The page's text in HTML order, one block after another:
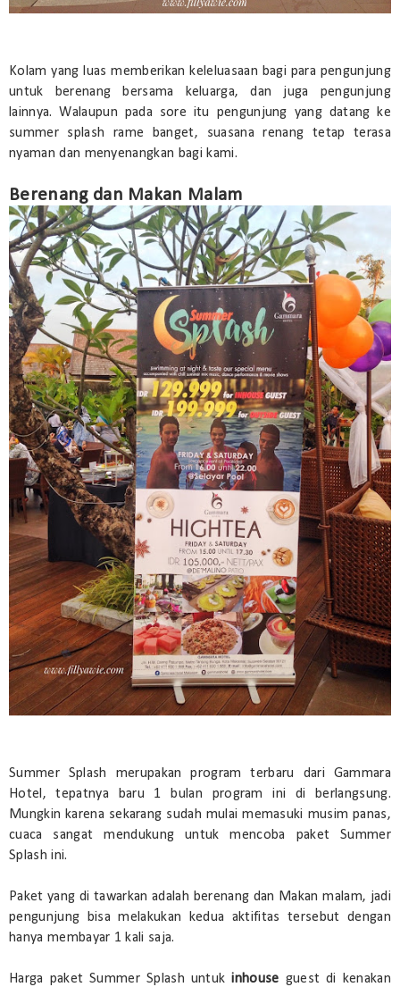
Kolam yang luas memberikan keleluasaan bagi para pengunjung
untuk berenang bersama keluarga, dan juga pengunjung
lainnya. Walaupun pada sore itu pengunjung yang datang ke
summer splash rame banget, suasana renang tetap terasa
nyaman dan menyenangkan bagi kami.
Berenang dan Makan Malam
Summer Splash merupakan program terbaru dari Gammara
Hotel, tepatnya baru 1 bulan program ini di berlangsung.
Mungkin karena sekarang sudah mulai memasuki musim panas,
cuaca sangat mendukung untuk mencoba paket Summer
Splash ini.
Paket yang di tawarkan adalah berenang dan Makan malam, jadi
pengunjung bisa melakukan kedua aktifitas tersebut dengan
hanya membayar 1 kali saja.
Harga paket Summer Splash untukinhouse guest di kenakan